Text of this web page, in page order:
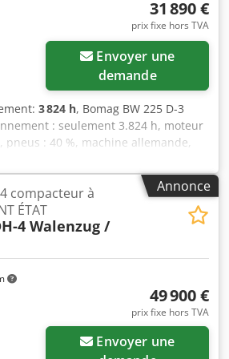
galvanisés – suspension à
31 890 €
prix fixe hors TVA
demande
3 824 h, Bomag BW 225 D-3
: seulement 3.824 h, moteur
: 40 %, machine allemande,
proposer une offre de leasing ou
complémentaire. Plus
d’erreurs et de vente intermédiaire !
plus de renseignements, veuillez
Annonce
compacteur à
ÉTAT
4 Walenzug /
49 900 €
prix fixe hors TVA